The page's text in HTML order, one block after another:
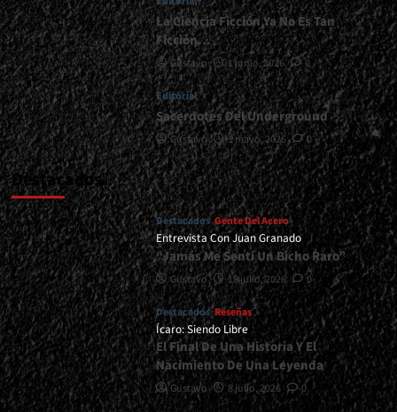
La Ciencia Ficción Ya No Es Tan
Ficción…
Gustavo 1 junio, 2026 0
Editorial
Sacerdotes Del Underground
Gustavo 1 mayo, 2026 0
Destacados
Destacados Gente Del Acero
Entrevista Con Juan Granado
“Jamás Me Sentí Un Bicho Raro”
Gustavo 13 julio, 2026 0
Destacados Reseñas
Ícaro: Siendo Libre
El Final De Una Historia Y El
Nacimiento De Una Leyenda
Gustavo 8 julio, 2026 0